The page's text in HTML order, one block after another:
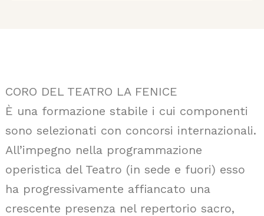
CORO DEL TEATRO LA FENICE
È una formazione stabile i cui componenti
sono selezionati con concorsi internazionali.
All’impegno nella programmazione
operistica del Teatro (in sede e fuori) esso
ha progressivamente affiancato una
crescente presenza nel repertorio sacro,